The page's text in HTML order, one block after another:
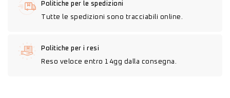
Politiche per le spedizioni
Tutte le spedizioni sono tracciabili online.
Politiche per i resi
Reso veloce entro 14gg dalla consegna.